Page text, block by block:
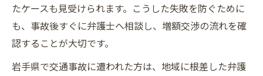
たケースも見受けられます。こうした失敗を防ぐために
も、事故後すぐに弁護士へ相談し、増額交渉の流れを確
認することが大切です。
岩手県で交通事故に遭われた方は、地域に根差した弁護